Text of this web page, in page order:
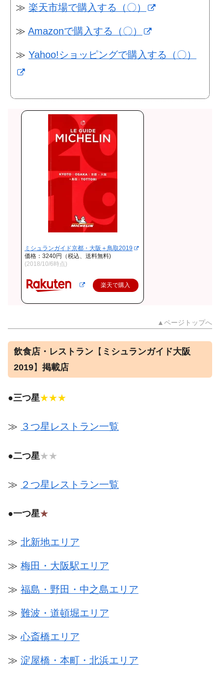
≫ 楽天市場で購入する（〇）
≫ Amazonで購入する（〇）
≫ Yahoo!ショッピングで購入する（〇）
ミシュランガイド京都・大阪＋鳥取2019
価格：3240円（税込、送料無料)
(2018/10/6時点)
楽天で購入
▲ページトップへ
飲食店・レストラン 【 ミシュランガイド大阪
2019】 掲載店
●三つ星★★★
≫ ３つ星レストラン一覧
●二つ星★★
≫ ２つ星レストラン一覧
●一つ星★
≫ 北新地エリア
≫ 梅田・大阪駅エリア
≫ 福島・野田・中之島エリア
≫ 難波・道頓堀エリア
≫心斎橋エリア
≫ 淀屋橋・本町・北浜エリア